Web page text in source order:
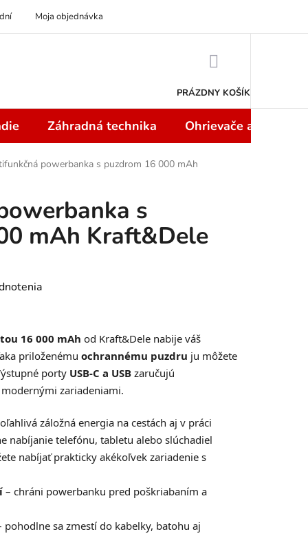
Moja objednávka
PRÁZDNY KOŠÍK
Záhradná technika Ohrievače a
powerbanka s puzdrom 16 000 mAh
s
mAh Kraft&Dele
16 000 mAh od Kraft&Dele nabije váš
priloženému ochrannému puzdru ju môžete
porty USB-C a USB zaručujú
zariadeniami.
záložná energia na cestách aj v práci
nabíjanie telefónu, tabletu alebo slúchadiel
nabíjať prakticky akékoľvek zariadenie s
– chráni powerbanku pred poškriabaním a
pohodlne sa zmestí do kabelky, batohu aj